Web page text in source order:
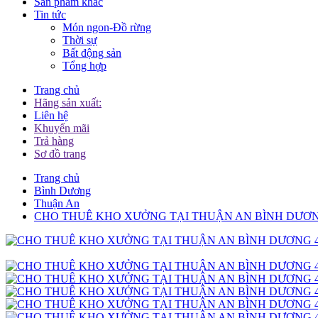
Tin tức
Món ngon-Đồ rừng
Thời sự
Bất động sản
Tổng hợp
Trang chủ
Hãng sản xuất:
Liên hệ
Khuyến mãi
Trả hàng
Sơ đồ trang
Trang chủ
Bình Dương
Thuận An
CHO THUÊ KHO XƯỞNG TẠI THUẬN AN BÌNH